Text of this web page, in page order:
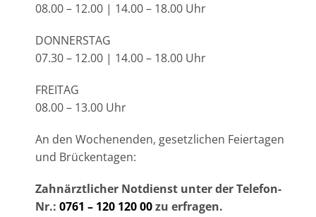
08.00 – 12.00 | 14.00 – 18.00 Uhr
DONNERSTAG
07.30 – 12.00 | 14.00 – 18.00 Uhr
FREITAG
08.00 – 13.00 Uhr
An den Wochenenden, gesetzlichen Feiertagen
und Brückentagen:
Zahnärztlicher Notdienst unter der Telefon-
Nr.: 0761 – 120 120 00zu erfragen.